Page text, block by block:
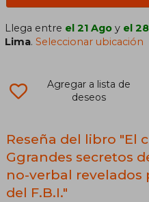
Llega entre el 21 Ago y el
Lima.Seleccionar ubicación
Agregar a lista de
deseos
Reseña del libro "El
Ggrandes secretos
no-verbal revelados
del F.B.I."